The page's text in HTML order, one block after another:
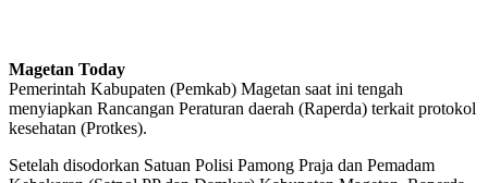
Magetan Today
Pemerintah Kabupaten (Pemkab) Magetan saat ini tengah
menyiapkan Rancangan Peraturan daerah (Raperda) terkait protokol
kesehatan (Protkes).
Setelah disodorkan Satuan Polisi Pamong Praja dan Pemadam